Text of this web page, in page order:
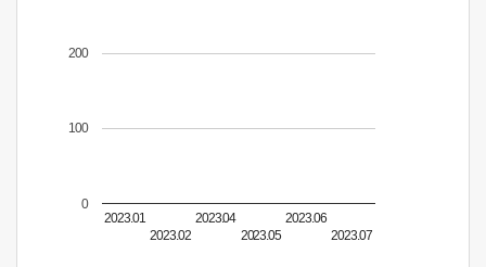
2023.01
2023.02
2023.04
2023.05
2023.06
2023.07
0
100
200